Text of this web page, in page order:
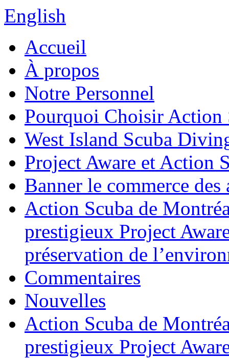
English
Accueil
À propos
Notre Personnel
Pourquoi Choisir Action
West Island Scuba
Project Aware et Action
Banner le commerce
Action Scuba de
prestigieux Project
préservation de
Commentaires
Nouvelles
Action Scuba de
prestigieux Project